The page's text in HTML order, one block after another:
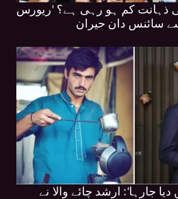
ذہانت کم ہو رہی ہے؟ 'ریورس
سائنس دان حیران
جارہا': ارشد چائے والا نے